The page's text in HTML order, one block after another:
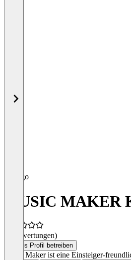
MUSIC MAKER
(0 Bewertungen)
Dieses Profil betreiben
Music Maker ist eine Einsteiger-